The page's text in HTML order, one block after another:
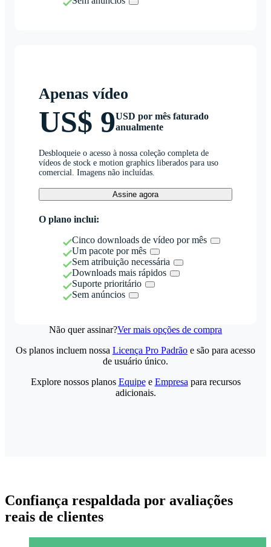
Apenas vídeo
US$ 9USD por mês faturado
anualmente
Desbloqueie o acesso à nossa coleção completa de
vídeos de stock e motion graphics liberados para uso
comercial. Imagens não incluídas.
Assine agora
O plano inclui:
Cinco downloads de vídeo por mês
Um pacote por mês
Sem atribuição necessária
Downloads mais rápidos
Suporte prioritário
Sem anúncios
Não quer assinar?Ver mais opções de compra
Os planos incluem nossa Licença Pro Padrão e são para acesso
de usuário único.
Explore nossos planos Equipee Empresa para recursos
adicionais.
Confiança respaldada por avaliações
reais de clientes